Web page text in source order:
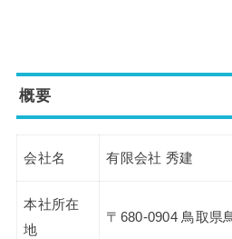
概要
会社名 有限会社 秀建
本社所在
地
〒680-0904 鳥取県